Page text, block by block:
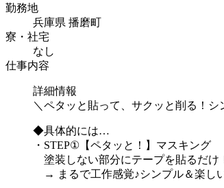
勤務地
兵庫県 播磨町
寮・社宅
なし
仕事内容
詳細情報
＼ペタッと貼って、サクッと削る！
◆具体的には…
・STEP①【ペタッと！】マスキング
塗装しない部分にテープを貼るだけ
→ まるで工作感覚♪シンプル＆楽し